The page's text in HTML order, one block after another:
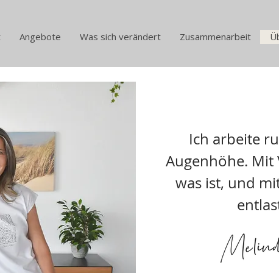
Angebote Was sich verändert Zusammenarbeit
Ich arbeite
Augenhöhe. Mit
was ist, und